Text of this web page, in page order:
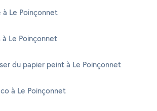
Le Poinçonnet
à Le Poinçonnet
du papier peint à Le Poinçonnet
à Le Poinçonnet